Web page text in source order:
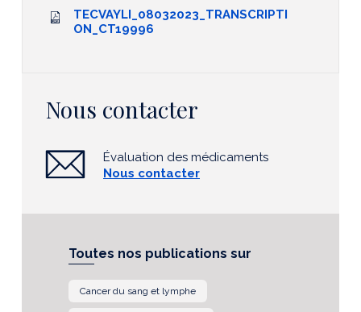
TECVAYLI_08032023_TRANSCRIPTI
ON_CT19996
Nous contacter
Évaluation des médicaments
Nous contacter
Toutes nos publications sur
Cancer du sang et lymphe